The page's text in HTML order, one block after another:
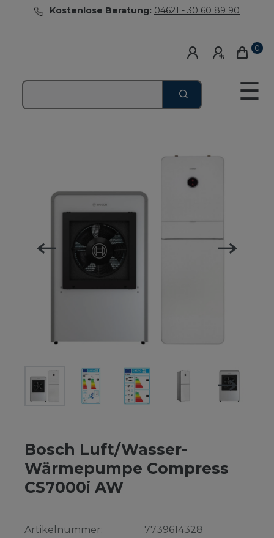
Kostenlose Beratung: 04621 - 30 60 89 90
0
☰
Bosch Luft/Wasser-
Wärmepumpe Compress
CS7000i AW
Artikelnummer:
7739614328